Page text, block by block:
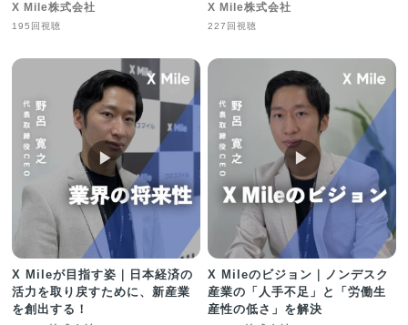
X Mile株式会社
195回視聴
X Mile株式会社
227回視聴
▶︎
X Mileが目指す姿｜日本経済の
活力を取り戻すために、新産業
を創出する！
▶︎
X Mileのビジョン｜ノンデスク
産業の「人手不足」と「労働生
産性の低さ」を解決